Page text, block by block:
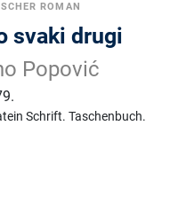
ROMAN
svaki drugi
Popović
Schrift.Taschenbuch.